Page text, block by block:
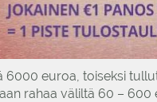
6000 euroa, toiseksi
rahaa väliltä 60 – 600